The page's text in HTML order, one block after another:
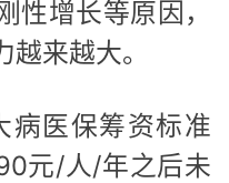
性增长等原因，
来越大。
病医保筹资标准
元/人/年之后未